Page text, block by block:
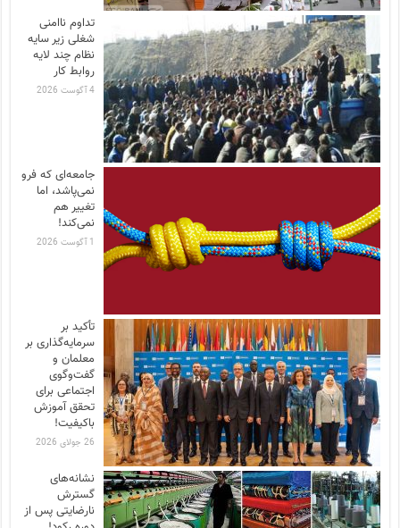
تداوم ناامنی
شغلی زیر سایه
نظام چند لایه
روابط کار
4 آگوست 2026
جامعه‌ای که فرو
نمی‌پاشد، اما
تغییر هم
نمی‌کند!
1 آگوست 2026
تأکید بر
سرمایه‌گذاری بر
معلمان و
گفت‌وگوی
اجتماعی برای
تحقق آموزش
باکیفیت!
26 جولای 2026
نشانه‌های
گسترش
نارضایتی‌ پس از